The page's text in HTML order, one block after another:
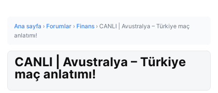
Ana sayfa › Forumlar › Finans › CANLI | Avustralya – Türkiye maç
anlatımı!
CANLI | Avustralya – Türkiye
maç anlatımı!